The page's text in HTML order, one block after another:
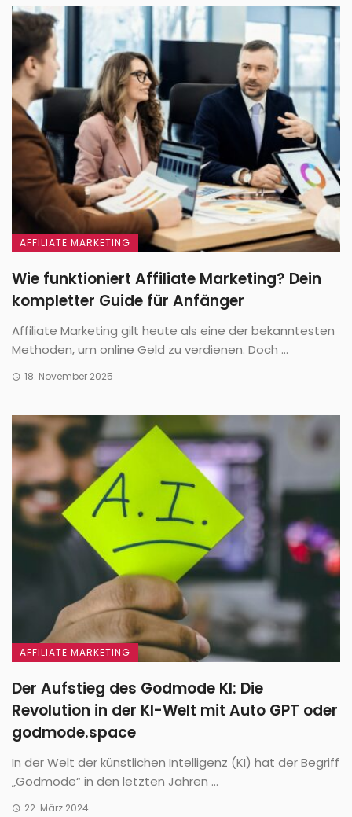
AFFILIATE MARKETING
Wie funktioniert Affiliate Marketing? Dein
kompletter Guide für Anfänger
Affiliate Marketing gilt heute als eine der bekanntesten
Methoden, um online Geld zu verdienen. Doch ...
18. November 2025
AFFILIATE MARKETING
Der Aufstieg des Godmode KI: Die
Revolution in der KI-Welt mit Auto GPT oder
godmode.space
In der Welt der künstlichen Intelligenz (KI) hat der Begriff
„Godmode“ in den letzten Jahren ...
22. März 2024